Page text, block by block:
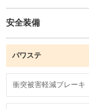
安全装備
パワステ
衝突被害軽減ブレーキ